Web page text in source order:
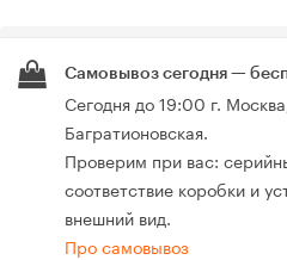
Самовывоз сегодня —
Сегодня до 19:00 г.
Багратионовская.
Проверим при вас:
соответствие коробки и
внешний вид.
Про самовывоз